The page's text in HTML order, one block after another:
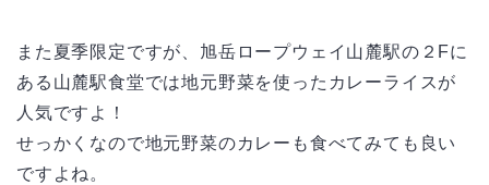
また夏季限定ですが、旭岳ロープウェイ山麓駅の２Fに
ある山麓駅食堂では地元野菜を使ったカレーライスが
人気ですよ！
せっかくなので地元野菜のカレーも食べてみても良い
ですよね。